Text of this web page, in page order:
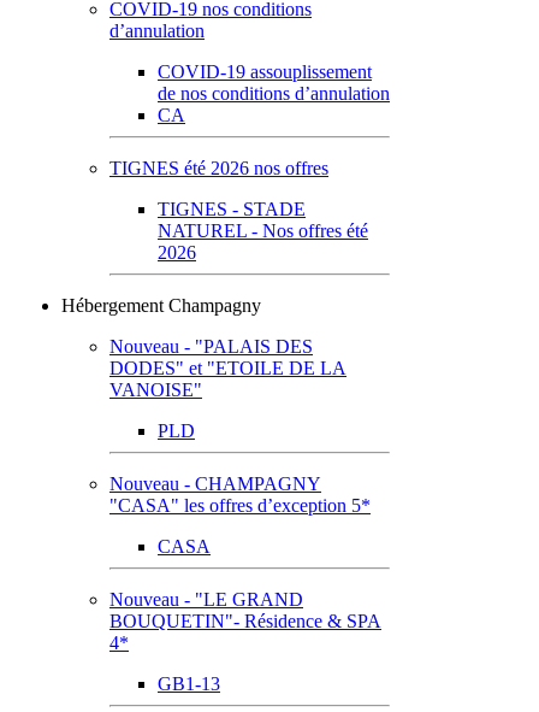
COVID-19 nos conditions
d’annulation
COVID-19 assouplissement
de nos conditions d’annulation
CA
TIGNES été 2026 nos offres
TIGNES - STADE
NATUREL - Nos offres été
2026
Hébergement Champagny
Nouveau - "PALAIS DES
DODES" et "ETOILE DE LA
VANOISE"
PLD
Nouveau - CHAMPAGNY
"CASA" les offres d’exception 5*
CASA
Nouveau - "LE GRAND
BOUQUETIN"- Résidence & SPA
4*
GB1-13